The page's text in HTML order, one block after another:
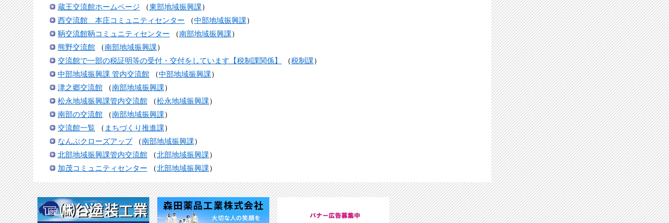
蔵王交流館ホームページ （東部地域振興課）
西交流館 本庄コミュニティセンター （中部地域振興課）
鞆交流館鞆コミュニティセンター （南部地域振興課）
熊野交流館 （南部地域振興課）
交流館で一部の税証明等の受付・交付をしています【税制課関係】
（税制課）
中部地域振興課 管内交流館 （中部地域振興課）
津之郷交流館 （南部地域振興課）
松永地域振興課管内交流館 （松永地域振興課）
南部の交流館 （南部地域振興課）
交流館一覧 （ まちづくり推進課）
なんぶクローズアップ（南部地域振興課）
北部地域振興課管内交流館 （北部地域振興課）
加茂コミュニティセンター （北部地域振興課）